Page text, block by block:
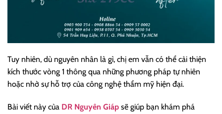
Tuy nhiên, dù nguyên nhân là gì, chị em vẫn có thể cải thiện
kích thước vòng 1 thông qua những phương pháp tự nhiên
hoặc nhờ sự hỗ trợ của công nghệ thẩm mỹ hiện đại.
Bài viết này của DR Nguyên Giáp sẽ giúp bạn khám phá